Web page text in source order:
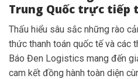
Trung Quốc trực tiếp
Thấu hiểu sâu sắc những rào
thức thanh toán quốc tế và các
Báo Đen Logistics mang đến
cam kết đồng hành toàn diện